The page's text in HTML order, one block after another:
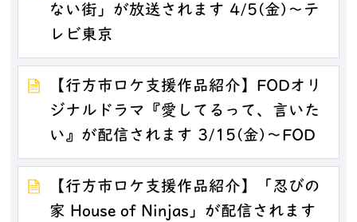
ない街」が放送されます 4/5(金)～テ
レビ東京
【行方市ロケ支援作品紹介】FODオリ
ジナルドラマ『愛してるって、言いた
い』が配信されます 3/15(金)～FOD
【行方市ロケ支援作品紹介】「忍びの
家 House of Ninjas」が配信されます